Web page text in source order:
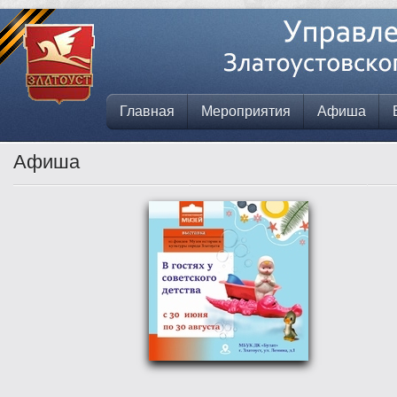
Главная Мероприятия Афиша
Афиша